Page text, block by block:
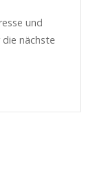
und
nächste